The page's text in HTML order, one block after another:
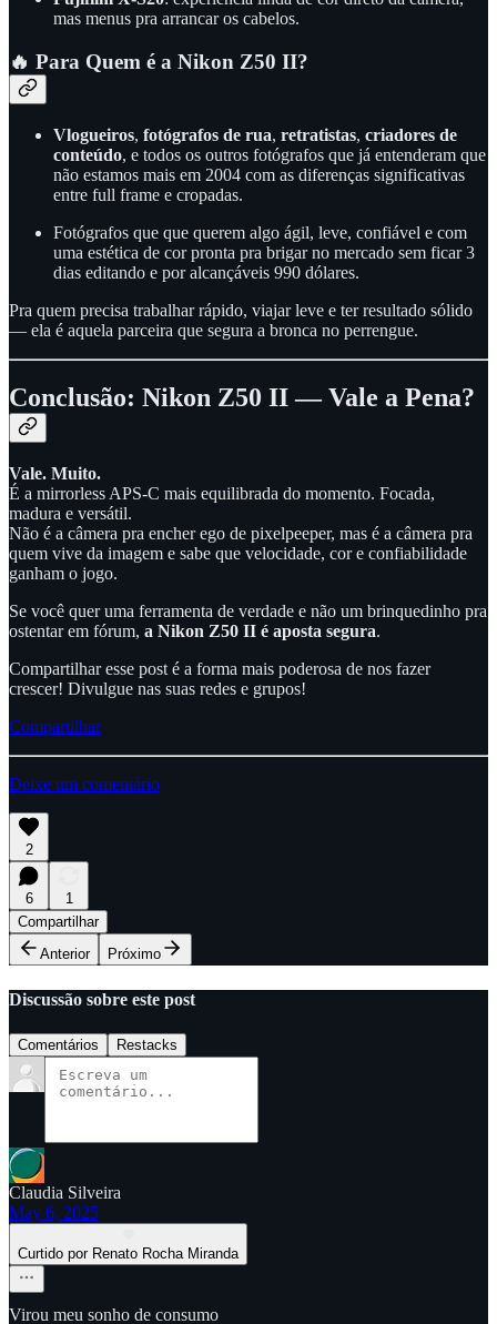
mas menus pra arrancar os cabelos.
🔥 Para Quem é a Nikon Z50 II?
Vlogueiros, fotógrafos de rua, retratistas, criadores de
conteúdo, e todos os outros fotógrafos que já entenderam que
não estamos mais em 2004 com as diferenças significativas
entre full frame e cropadas.
Fotógrafos que que querem algo ágil, leve, confiável e com
uma estética de cor pronta pra brigar no mercado sem ficar 3
dias editando e por alcançáveis 990 dólares.
Pra quem precisa trabalhar rápido, viajar leve e ter resultado sólido
— ela é aquela parceira que segura a bronca no perrengue.
Conclusão: Nikon Z50 II — Vale a Pena?
Vale. Muito.
É a mirrorless APS-C mais equilibrada do momento. Focada,
madura e versátil.
Não é a câmera pra encher ego de pixelpeeper, mas é a câmera pra
quem vive da imagem e sabe que velocidade, cor e confiabilidade
ganham o jogo.
Se você quer uma ferramenta de verdade e não um brinquedinho pra
ostentar em fórum, a Nikon Z50 II é aposta segura.
Compartilhar esse post é a forma mais poderosa de nos fazer
crescer! Divulgue nas suas redes e grupos!
Compartilhar
Deixe um comentário
2
6
1
Compartilhar
Anterior
Próximo
Discussão sobre este post
Comentários Restacks
Claudia Silveira
May 6, 2025
Curtido por Renato Rocha Miranda
Virou meu sonho de consumo